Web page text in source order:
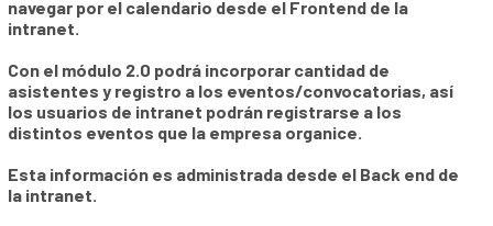
navegar por el calendario desde el Frontend de la
intranet.
Con el módulo 2.0 podrá incorporar cantidad de
asistentes y registro a los eventos/convocatorias, así
los usuarios de intranet podrán registrarse a los
distintos eventos que la empresa organice.
Esta información es administrada desde el Back end de
la intranet.